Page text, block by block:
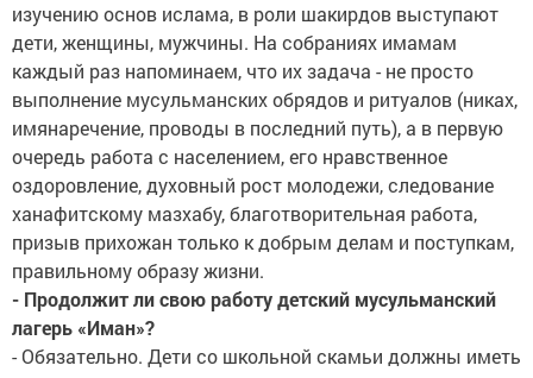
изучению основ ислама, в роли шакирдов выступают
дети, женщины, мужчины. На собраниях имамам
каждый раз напоминаем, что их задача - не просто
выполнение мусульманских обрядов и ритуалов (никах,
имянаречение, проводы в последний путь), а в первую
очередь работа с населением, его нравственное
оздоровление, духовный рост молодежи, следование
ханафитскому мазхабу, благотворительная работа,
призыв прихожан только к добрым делам и поступкам,
правильному образу жизни.
- Продолжит ли свою работу детский мусульманский
лагерь «Иман»?
- Обязательно. Дети со школьной скамьи должны иметь